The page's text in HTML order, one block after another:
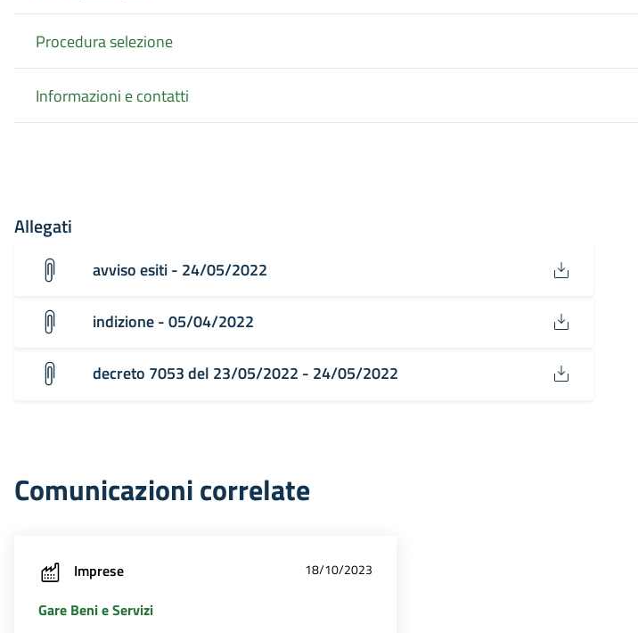
Procedura selezione
Informazioni e contatti
Allegati
avviso esiti - 24/05/2022
indizione - 05/04/2022
decreto 7053 del 23/05/2022 - 24/05/2022
Comunicazioni correlate
Imprese 18/10/2023
Gare Beni e Servizi